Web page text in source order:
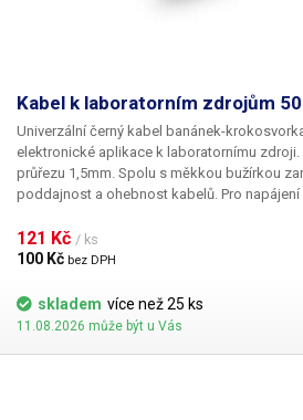
Kabel k laboratorním zdrojům
Univerzální černý kabel banánek-
elektronické aplikace k laboratornímu zdroji.
průřezu 1,5mm. Spolu s měkkou bužírkou
poddajnost a ohebnost kabelů. Pro
několika barevných provedeních pro rozlišení
modrá, žlutá, zelená.
121 Kč / ks
100 Kč bez DPH
skladem více než 25 ks
11.08.2026 může být u Vás